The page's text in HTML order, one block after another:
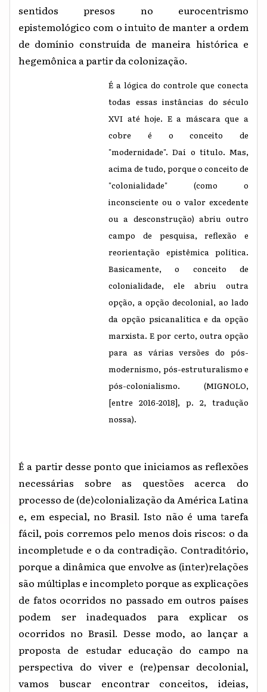
sentidos presos no eurocentrismo
epistemológico com o intuito de manter a ordem
de domínio construída de maneira histórica e
hegemônica a partir da colonização.
É a lógica do controle que conecta
todas essas instâncias do século
XVI até hoje. E a máscara que a
cobre é o conceito de
"modernidade". Daí o título. Mas,
acima de tudo, porque o conceito de
"colonialidade" (como o
inconsciente ou o valor excedente
ou a desconstrução) abriu outro
campo de pesquisa, reflexão e
reorientação epistêmica política.
Basicamente, o conceito de
colonialidade, ele abriu outra
opção, a opção decolonial, ao lado
da opção psicanalítica e da opção
marxista. E por certo, outra opção
para as várias versões do pós-
modernismo, pós-estruturalismo e
pós-colonialismo. (MIGNOLO,
[entre 2016-2018], p. 2, tradução
nossa).
É a partir desse ponto que iniciamos as reflexões
necessárias sobre as questões acerca do
processo de (de)colonialização da América Latina
e, em especial, no Brasil. Isto não é uma tarefa
fácil, pois corremos pelo menos dois riscos: o da
incompletude e o da contradição. Contraditório,
porque a dinâmica que envolve as (inter)relações
são múltiplas e incompleto porque as explicações
de fatos ocorridos no passado em outros países
podem ser inadequados para explicar os
ocorridos no Brasil. Desse modo, ao lançar a
proposta de estudar educação do campo na
perspectiva do viver e (re)pensar decolonial,
vamos buscar encontrar conceitos, ideias,